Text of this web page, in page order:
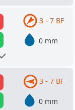
3 - 7 BF
0 mm
3 - 7 BF
0 mm